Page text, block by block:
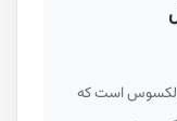
است که